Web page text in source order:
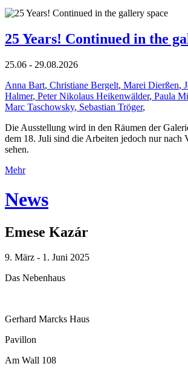
25 Years! Continued in the
25.06 - 29.08.2026
Anna Bart, Christiane Bergelt, Marei Dierßen,
Halmer, Peter Nikolaus Heikenwälder, Paula
Marc Taschowsky, Sebastian Tröger,
Die Ausstellung wird in den Räumen der
dem 18. Juli sind die Arbeiten jedoch nur nach
sehen.
Mehr
News
Emese Kazár
9. März - 1. Juni 2025
Das Nebenhaus
Gerhard Marcks Haus
Pavillon
Am Wall 108